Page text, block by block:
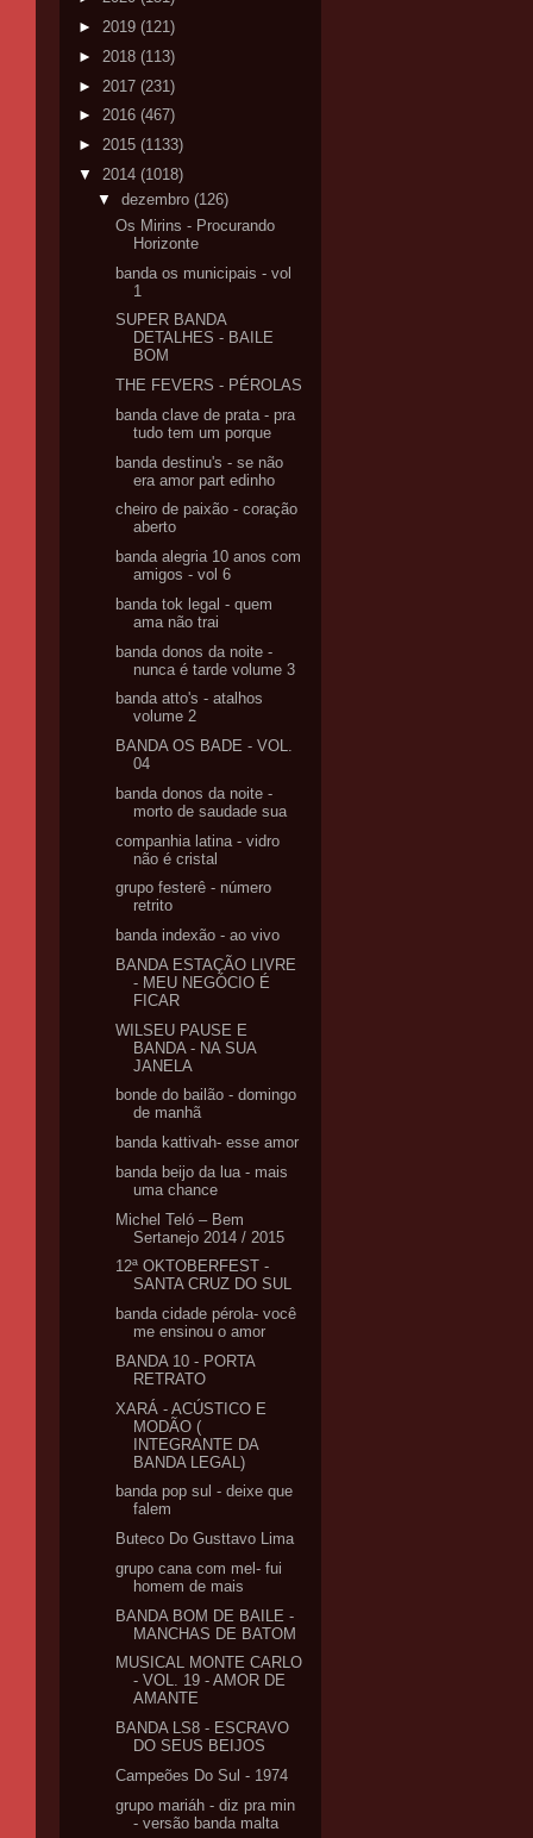
► 2019 (121)
► 2018 (113)
► 2017 (231)
► 2016 (467)
► 2015 (1133)
▼ 2014 (1018)
▼ dezembro (126)
Os Mirins - Procurando
Horizonte
banda os municipais - vol
1
SUPER BANDA
DETALHES - BAILE
BOM
THE FEVERS - PÉROLAS
banda clave de prata - pra
tudo tem um porque
banda destinu's - se não
era amor part edinho
cheiro de paixão - coração
aberto
banda alegria 10 anos com
amigos - vol 6
banda tok legal - quem
ama não trai
banda donos da noite -
nunca é tarde volume 3
banda atto's - atalhos
volume 2
BANDA OS BADE - VOL.
04
banda donos da noite -
morto de saudade sua
companhia latina - vidro
não é cristal
grupo festerê - número
retrito
banda indexão - ao vivo
BANDA ESTAÇÃO LIVRE
- MEU NEGÓCIO É
FICAR
WILSEU PAUSE E
BANDA - NA SUA
JANELA
bonde do bailão - domingo
de manhã
banda kattivah- esse amor
banda beijo da lua - mais
uma chance
Michel Teló – Bem
Sertanejo 2014 / 2015
12ª OKTOBERFEST -
SANTA CRUZ DO SUL
banda cidade pérola- você
me ensinou o amor
BANDA 10 - PORTA
RETRATO
XARÁ - ACÚSTICO E
MODÃO (
INTEGRANTE DA
BANDA LEGAL)
banda pop sul - deixe que
falem
Buteco Do Gusttavo Lima
grupo cana com mel- fui
homem de mais
BANDA BOM DE BAILE -
MANCHAS DE BATOM
MUSICAL MONTE CARLO
- VOL. 19 - AMOR DE
AMANTE
BANDA LS8 - ESCRAVO
DO SEUS BEIJOS
Campeões Do Sul - 1974
grupo mariáh - diz pra min
- versão banda malta